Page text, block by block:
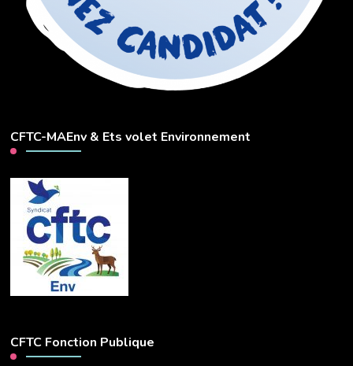
CFTC-MAEnv & Ets volet Environnement
CFTC Fonction Publique